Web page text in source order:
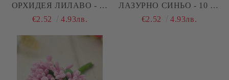
ОРХИДЕЯ ЛИЛАВО - 10
М. №40
€2.52 4.93лв.
ЛАЗУРНО СИНЬО - 10 М.
№93
€2.52 4.93лв.